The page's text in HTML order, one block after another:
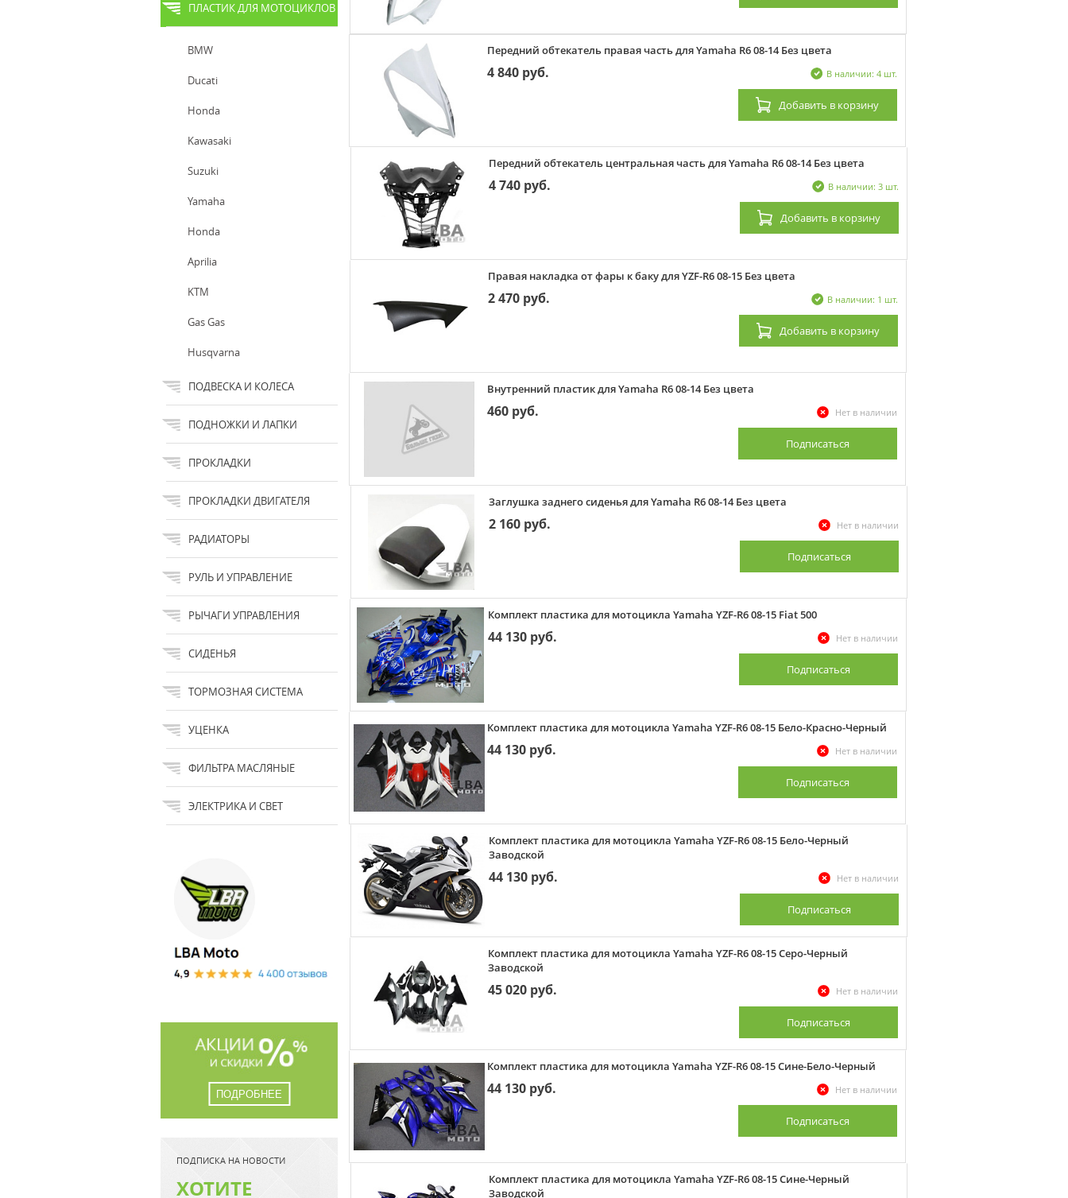
ПЛАСТИК ДЛЯ МОТОЦИКЛОВ
BMW
Ducati
Honda
Kawasaki
Suzuki
Yamaha
Honda
Aprilia
KTM
Gas Gas
Husqvarna
ПОДВЕСКА И КОЛЕСА
ПОДНОЖКИ И ЛАПКИ
ПРОКЛАДКИ
ПРОКЛАДКИ ДВИГАТЕЛЯ
РАДИАТОРЫ
РУЛЬ И УПРАВЛЕНИЕ
РЫЧАГИ УПРАВЛЕНИЯ
СИДЕНЬЯ
ТОРМОЗНАЯ СИСТЕМА
УЦЕНКА
ФИЛЬТРА МАСЛЯНЫЕ
ЭЛЕКТРИКА И СВЕТ
ПОДРОБНЕЕ
ПОДПИСКА НА НОВОСТИ
ХОТИТЕ
Передний обтекатель правая часть для Yamaha R6 08-14 Без цвета
4 840 руб. В наличии: 4 шт.
Добавить в корзину
Передний обтекатель центральная часть для Yamaha R6 08-14 Без цвета
4 740 руб. В наличии: 3 шт.
Добавить в корзину
Правая накладка от фары к баку для YZF-R6 08-15 Без цвета
2 470 руб. В наличии: 1 шт.
Добавить в корзину
Внутренний пластик для Yamaha R6 08-14 Без цвета
460 руб. Нет в наличии
Подписаться
Заглушка заднего сиденья для Yamaha R6 08-14 Без цвета
2 160 руб. Нет в наличии
Подписаться
Комплект пластика для мотоцикла Yamaha YZF-R6 08-15 Fiat 500
44 130 руб. Нет в наличии
Подписаться
Комплект пластика для мотоцикла Yamaha YZF-R6 08-15 Бело-Красно-Черный
44 130 руб. Нет в наличии
Подписаться
Комплект пластика для мотоцикла Yamaha YZF-R6 08-15 Бело-Черный
Заводской
44 130 руб. Нет в наличии
Подписаться
Комплект пластика для мотоцикла Yamaha YZF-R6 08-15 Серо-Черный
Заводской
45 020 руб. Нет в наличии
Подписаться
Комплект пластика для мотоцикла Yamaha YZF-R6 08-15 Сине-Бело-Черный
44 130 руб. Нет в наличии
Подписаться
Комплект пластика для мотоцикла Yamaha YZF-R6 08-15 Сине-Черный
Заводской